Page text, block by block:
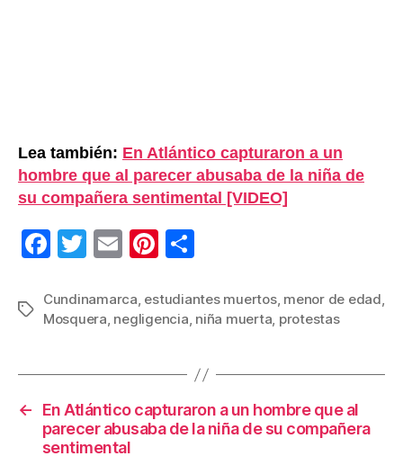
Lea también: En Atlántico capturaron a un
hombre que al parecer abusaba de la niña de
su compañera sentimental [VIDEO]
F
c
e
o
k
T
tt
er
E
ail
Pi
er
e
m
p
tir
Etiquetas
Cundinamarca, estudiantes muertos, menor de edad,
Mosquera, negligencia, niña muerta, protestas
←
En Atlántico capturaron a un hombre que al
parecer abusaba de la niña de su compañera
sentimental